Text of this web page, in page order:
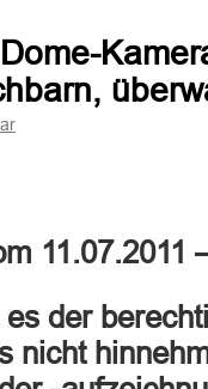
11.07.2011
der
nicht